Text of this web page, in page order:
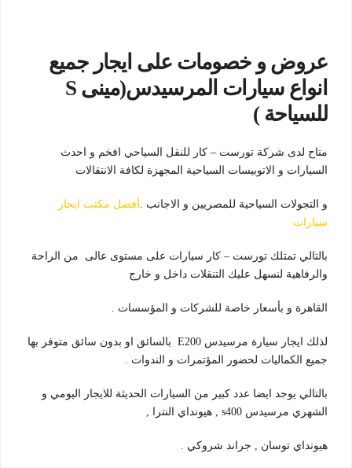
عروض و خصومات على ايجار جميع
انواع سيارات المرسيدس(مينى S
للسياحة )
متاح لدى شركة تورست – كار للنقل السياحي افخم و احدث
السيارات و الاتوبيسات السياحية المجهزة لكافة الانتقالات
و التجولات السياحية للمصريين و الاجانب . أفضل مكتب ايجار
سيارات
بالتالي تمتلك تورست – كار سيارات على مستوى عالى من الراحة
والرفاهية لنسهل عليك التنقلات داخل و خارج
القاهرة و بأسعار خاصة للشركات و المؤسسات .
لذلك ايجار سيارة مرسيدس E200 بالسائق او بدون سائق متوفر بها
جميع الكماليات لحضور المؤتمرات و الندوات .
بالتالي يوجد ايضا عدد كبير من السيارات الحديثة للايجار اليومي و
الشهري مرسيدس s400 , هيونداي النترا ,
هيونداي توسان , جراند شروكي .